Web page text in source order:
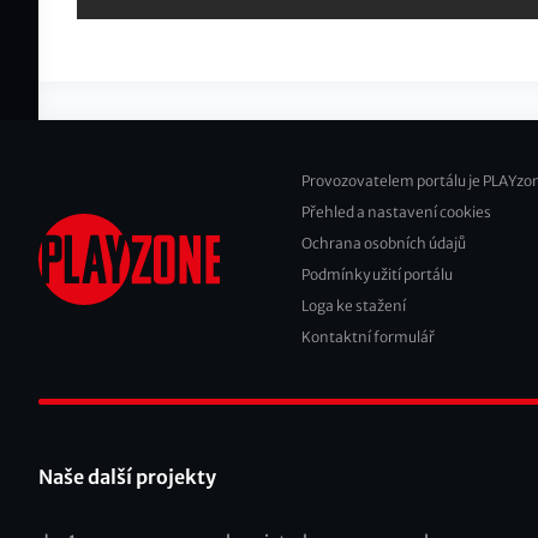
Footer
2
Provozovatelem portálu je
Přehled a nastavení cookies
Ochrana osobních údajů
Podmínky užití portálu
Loga ke stažení
Kontaktní formulář
Naše další projekty